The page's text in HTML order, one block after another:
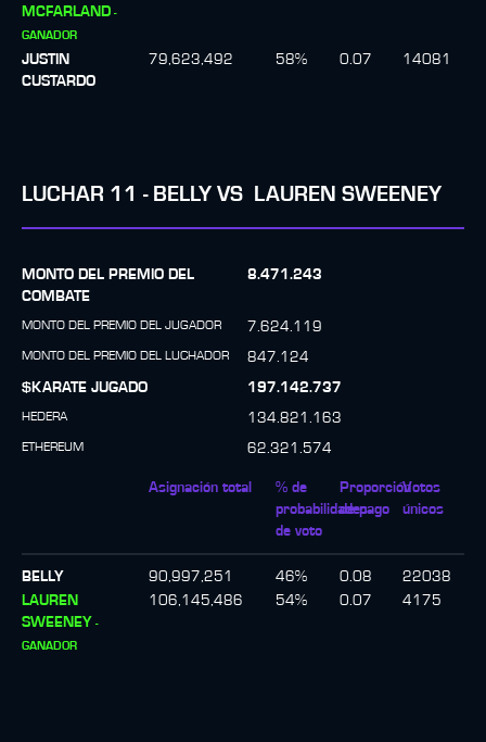
MCFARLAND -
GANADOR
JUSTIN
CUSTARDO
79,623,492 58% 0.07 14081
LUCHAR 11 - BELLY VS LAUREN SWEENEY
MONTO DEL PREMIO DEL
COMBATE
8.471.243
MONTO DEL PREMIO DEL JUGADOR 7.624.119
MONTO DEL PREMIO DEL LUCHADOR
847.124
$KARATE JUGADO
197.142.737
HEDERA 134.821.163
ETHEREUM 62.321.574
Asignación total
% de
probabilidades
de voto
Proporción
de pago
Votos
únicos
BELLY 90,997,251 46% 0.08
22038
LAUREN
SWEENEY -
GANADOR
106,145,486 54% 0.07 4175